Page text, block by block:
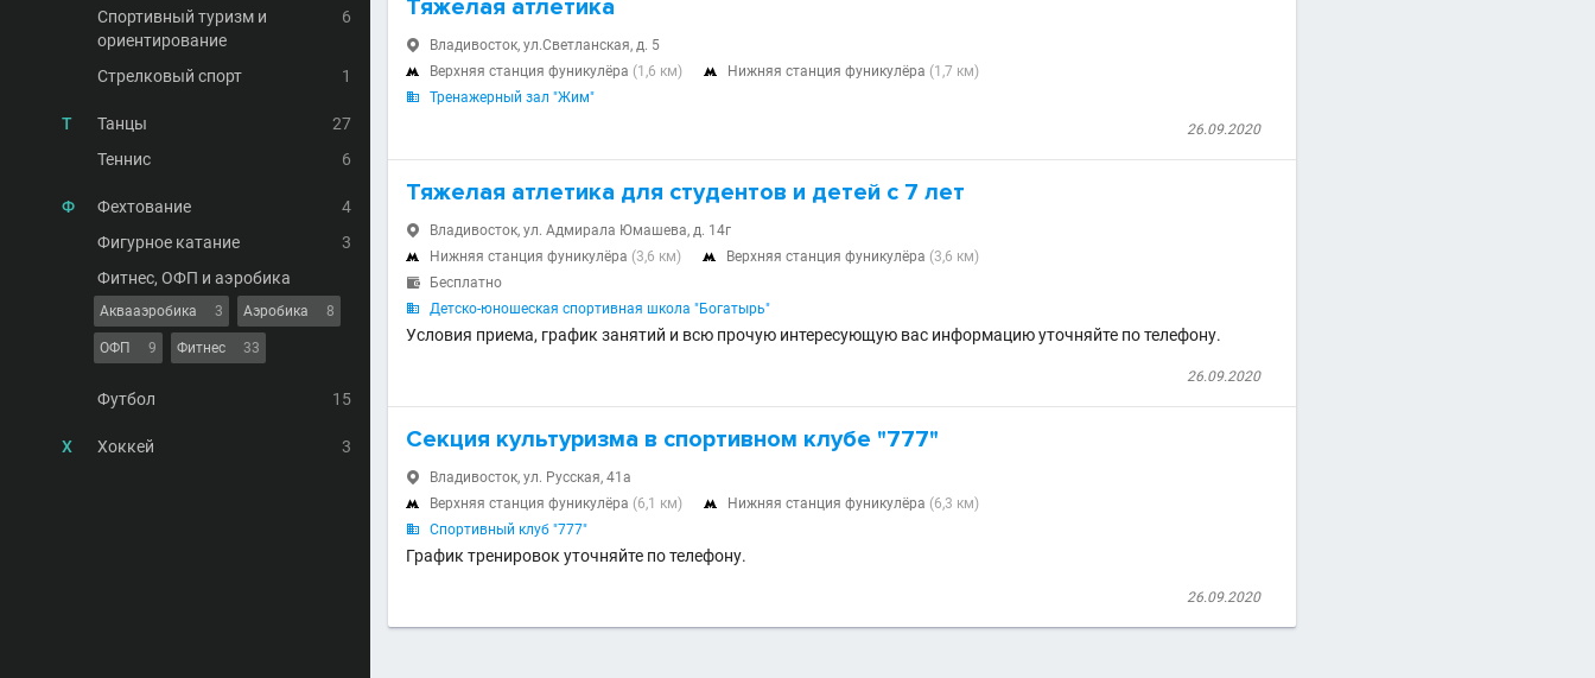
Спортивный туризм и
ориентирование
6
Стрелковый спорт 1
Т Танцы
27
Теннис
6
Ф Фехтование
4
Фигурное катание
3
Фитнес, ОФП и аэробика
Аквааэробика 3 Аэробика 8
ОФП 9 Фитнес 33
Футбол 15
Х Хоккей 3
Тяжелая атлетика
 Владивосток, ул.Светланская, д. 5
 Верхняя станция фуникулёра (1,6 км)  Нижняя станция фуникулёра (1,7 км)

Тренажерный зал "Жим"
26.09.2020
Тяжелая атлетика для студентов и детей с 7 лет
 Владивосток, ул. Адмирала Юмашева, д. 14г
 Нижняя станция фуникулёра (3,6 км)  Верхняя станция фуникулёра (3,6 км)
 Бесплатно
 Детско-юношеская спортивная школа "Богатырь"
Условия приема, график занятий и всю прочую интересующую вас информацию уточняйте по телефону.
26.09.2020
Секция культуризма в спортивном клубе "777"
 Владивосток, ул. Русская, 41а
 Верхняя станция фуникулёра (6,1 км)  Нижняя станция фуникулёра (6,3 км)
 Спортивный клуб "777"
График тренировок уточняйте по телефону.
26.09.2020